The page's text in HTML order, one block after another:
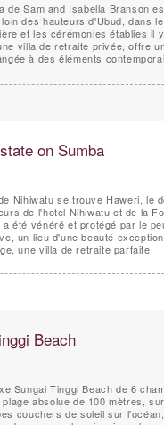
de Sam and Isabella Branson
des hauteurs d'Ubud, dans
et les cérémonies établies il
villa de retraite privée, offre
à des éléments
on Sumba
Nihiwatu se trouve Haweri, le
de l'hotel Nihiwatu et de la
été vénéré et protégé par le
un lieu d'une beauté
une villa de retraite parfaite.
Beach
Sungai Tinggi Beach de 6
absolue de 100 mètres,
couchers de soleil sur